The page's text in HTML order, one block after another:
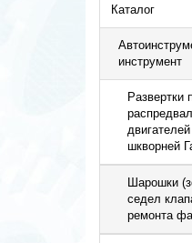
Каталог
инструмент
Развертки
шкворней
Шарошки
седел
ремонта